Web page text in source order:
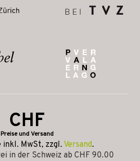
CHF
Preise und Versand
MwSt, zzgl. Versand.
in der Schweiz ab CHF 90.00